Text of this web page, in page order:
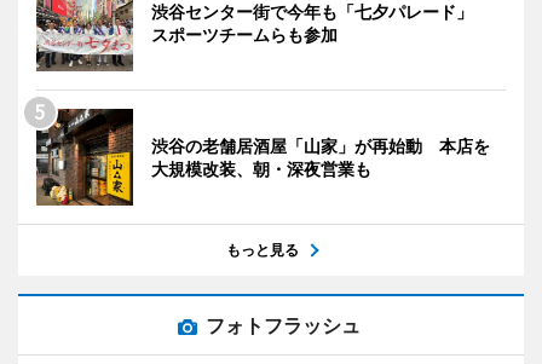
渋谷センター街で今年も「七夕パレード」
スポーツチームらも参加
渋谷の老舗居酒屋「山家」が再始動 本店を
大規模改装、朝・深夜営業も
もっと見る
フォトフラッシュ